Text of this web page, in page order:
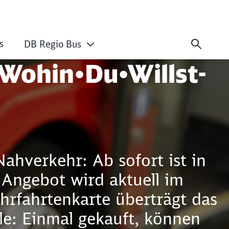
DB Regio Bus
Ab sofort ist in
wird aktuell im
überträgt das
Einmal gekauft, können